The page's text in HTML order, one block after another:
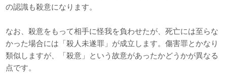
の認識も殺意になります。
なお、殺意をもって相手に怪我を負わせたが、死亡には至らな
かった場合には「殺人未遂罪」が成立します。傷害罪とかなり
類似しますが、「殺意」という故意があったかどうかが異なる
点です。